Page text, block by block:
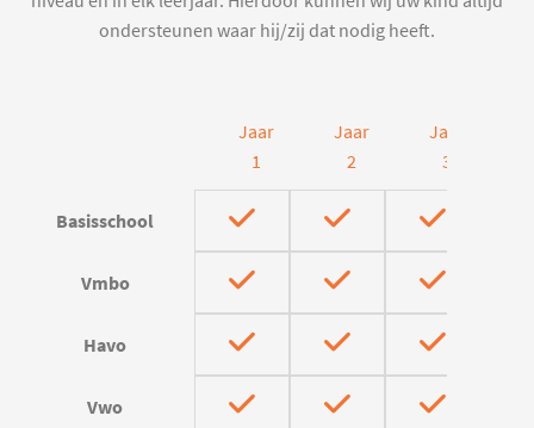
ondersteunen waar hij/zij dat nodig heeft.
Jaar
1
Jaar
2
Jaar
3
Basisschool
Vmbo
Havo
Vwo